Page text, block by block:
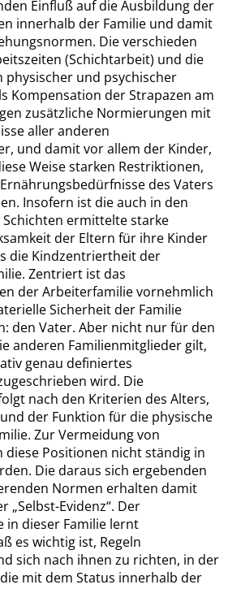
Einfluß auf die Ausbildung der
innerhalb der Familie und damit
Die verschieden
(Schichtarbeit) und die
physischer und psychischer
Kompensation der Strapazen am
zusätzliche Normierungen mit
aller anderen
und damit vor allem der Kinder,
Weise starken Restriktionen,
des Vaters
Insofern ist die auch in den
ermittelte starke
der Eltern für ihre Kinder
die Kindzentriertheit der
Zentriert ist das
der Arbeiterfamilie vornehmlich
Sicherheit der Familie
den Vater. Aber nicht nur für den
anderen Familienmitglieder gilt,
genau definiertes
schrieben wird. Die
nach den Kriterien des Alters,
der Funktion für die physische
Zur Vermeidung von
diese Positionen nicht ständig in
Die daraus sich ergebenden
Normen erhalten damit
„Selbst-Evidenz“. Der
in dieser Familie lernt
es wichtig ist, Regeln
sich nach ihnen zu richten, in der
mit dem Status innerhalb der